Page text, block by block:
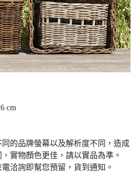
cm
的品牌螢幕以及解析度不同，造成
實物顏色更佳，請以實品為準。
洽詢即幫您預留，貨到通知。